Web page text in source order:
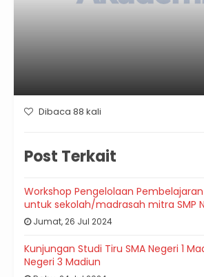
Dibaca 88 kali
Post Terkait
Workshop Pengelolaan
untuk sekolah/madrasah mitra SMP
Jumat, 26 Jul 2024
Kunjungan Studi Tiru SMA Negeri 1
Negeri 3 Madiun